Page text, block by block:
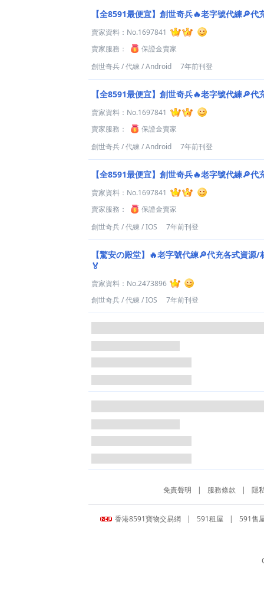
【全8591最便宜】創世奇兵🔥老字號代練🔎
賣家資料： No.1697841
賣家服務：
保證金賣家
創世奇兵/代練 /Android 7年前刊登
【全8591最便宜】創世奇兵🔥老字號代練🔎
賣家資料： No.1697841
賣家服務：
保證金賣家
創世奇兵/代練 /Android 7年前刊登
【全8591最便宜】創世奇兵🔥老字號代練🔎
賣家資料： No.1697841
賣家服務：
保證金賣家
創世奇兵/代練 /IOS 7年前刊登
【驚安の殿堂】🔥老字號代練🔎代充各式資源
🏅
賣家資料： No.2473896
創世奇兵/代練 /IOS 7年前刊登
免責聲明 | 服務條款 | 隱
香港8591寶物交易網 | 591租屋 | 591售